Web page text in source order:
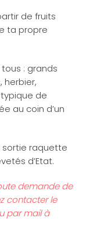
de fruits
ta propre
: grands
herbier,
de
au coin d’un
sortie raquette
d’Etat.
demande de
contacter le
par mail à